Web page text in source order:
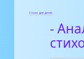
Стихи для детей
-